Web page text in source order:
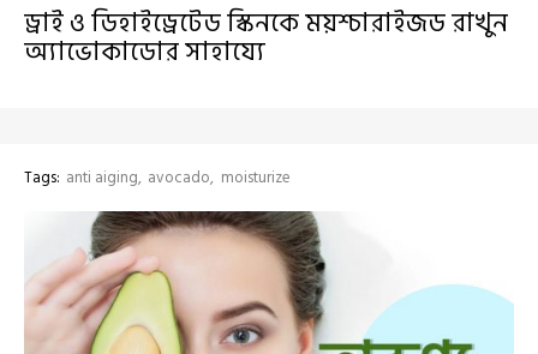
ড্রাই ও ডিহাইড্রেটেড স্কিনকে ময়শ্চারাইজড রাখুন
অ্যাভোকাডোর সাহায্যে
Tags: anti aiging avocado moisturize